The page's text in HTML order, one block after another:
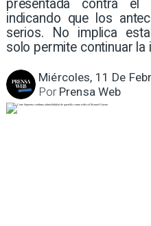
presentada contra el
indicando que los
serios. No implica
solo permite continuar la
Miércoles, 11 De
Prensa Web
Por